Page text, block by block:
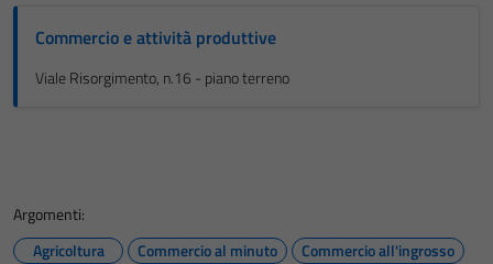
Commercio e attività produttive
Viale Risorgimento, n.16 - piano terreno
Argomenti:
Agricoltura
Commercio al minuto
Commercio all'ingrosso